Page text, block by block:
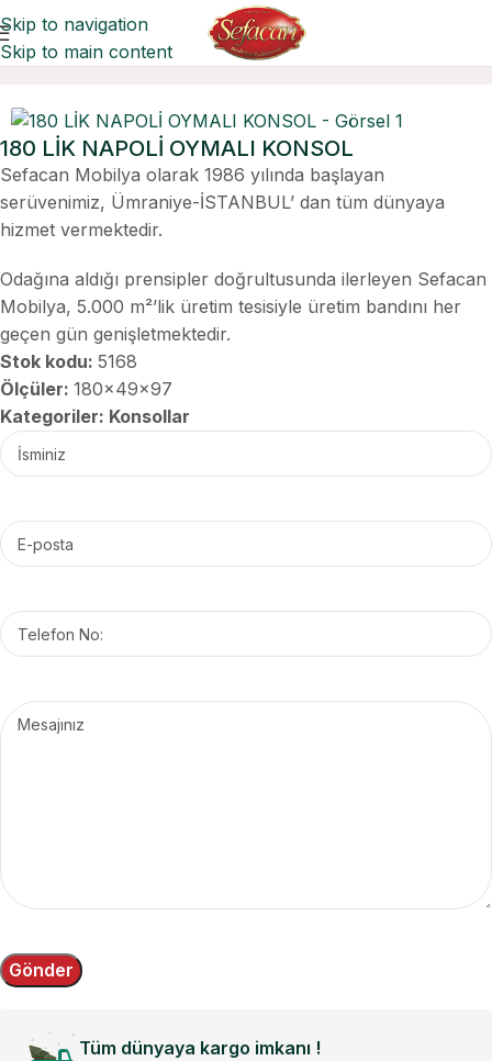
Skip to navigation
Skip to main content
Ana Sayfa Konsollar
180 LİK NAPOLİ OYMALI KONSOL
Sefacan Mobilya olarak 1986 yılında başlayan
serüvenimiz, Ümraniye-İSTANBUL’ dan tüm dünyaya
hizmet vermektedir.
Odağına aldığı prensipler doğrultusunda ilerleyen Sefacan
Mobilya, 5.000 m²’lik üretim tesisiyle üretim bandını her
geçen gün genişletmektedir.
Stok kodu: 5168
Ölçüler: 180x49x97
Kategoriler: Konsollar
Tüm dünyaya kargo imkanı !